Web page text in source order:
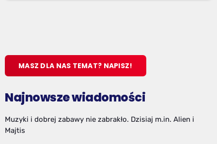
MASZ DLA NAS TEMAT? NAPISZ!
Najnowsze wiadomości
Muzyki i dobrej zabawy nie zabrakło. Dzisiaj m.in. Alien i
Majtis